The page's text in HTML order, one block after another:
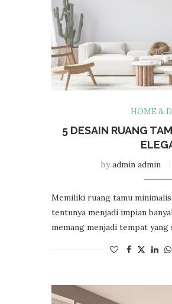
HOME &
5 DESAIN RUANG
byadmin admin
Memiliki ruang tamu
tentunya menjadi impian
memang menjadi tempat yang